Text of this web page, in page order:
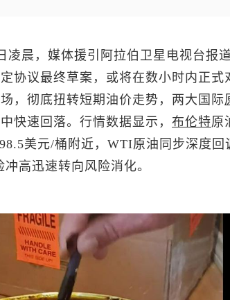
凌晨，媒体援引阿拉伯卫星电视台报
协议最终草案，或将在数小时内正式
，彻底扭转短期油价走势，两大国际
快速回落。行情数据显示， 布伦特原
美元/桶附近，WTI原油同步深度回
高迅速转向风险消化。